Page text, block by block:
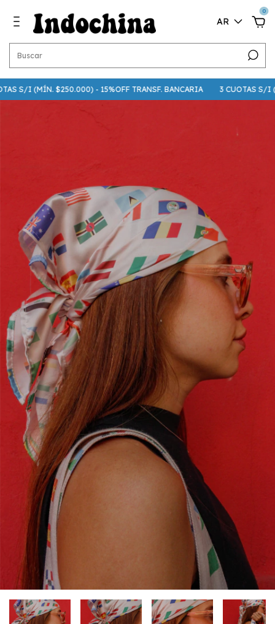
AR
0
I (MÍN. $250.000) - 15%OFF TRANSF. BANCARIA 3 CUOTAS S/I